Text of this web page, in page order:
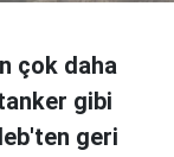
çok daha
gibi
geri